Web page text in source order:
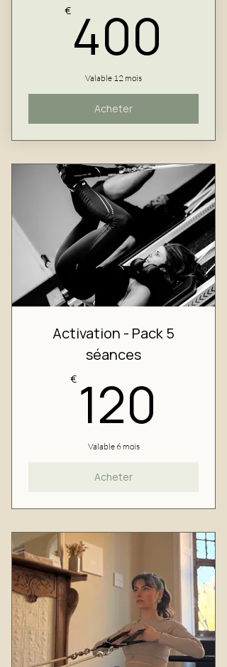
€ 400
Valable 12 mois
Acheter
Activation - Pack 5
séances
€ 120
Valable 6 mois
Acheter